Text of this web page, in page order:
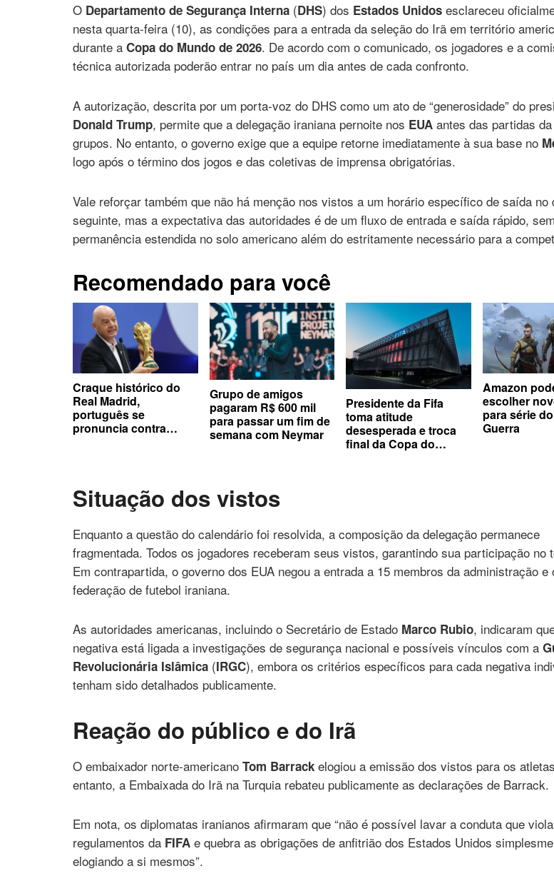
O Departamento de Segurança Interna (DHS) dos Estados Unidos esclareceu
nesta quarta-feira (10), as condições para a entrada da seleção do Irã em território
durante a Copa do Mundo de 2026. De acordo com o comunicado, os jogadores e a
técnica autorizada poderão entrar no país um dia antes de cada confronto.
A autorização, descrita por um porta-voz do DHS como um ato de “generosidade” do
Donald Trump, permite que a delegação iraniana pernoite nos EUA antes das partidas
grupos. No entanto, o governo exige que a equipe retorne imediatamente à sua base no
logo após o término dos jogos e das coletivas de imprensa obrigatórias.
Vale reforçar também que não há menção nos vistos a um horário específico de saída no
seguinte, mas a expectativa das autoridades é de um fluxo de entrada e saída rápido, sem
permanência estendida no solo americano além do estritamente necessário para a
Recomendado para você
Craque histórico do
Real Madrid,
português se
pronuncia contra
Grupo de amigos
pagaram R$ 600 mil
para passar um fim de
semana com Neymar
Presidente da Fifa
toma atitude
desesperada e troca
final da Copa do
Amazon
escolher
para série
Guerra
Situação dos vistos
Enquanto a questão do calendário foi resolvida, a composição da delegação permanece
fragmentada. Todos os jogadores receberam seus vistos, garantindo sua participação no
Em contrapartida, o governo dos EUA negou a entrada a 15 membros da administração e
federação de futebol iraniana.
As autoridades americanas, incluindo o Secretário de Estado Marco Rubio, indicaram
negativa está ligada a investigações de segurança nacional e possíveis vínculos com a
Revolucionária Islâmica (IRGC), embora os critérios específicos para cada negativa
tenham sido detalhados publicamente.
Reação do público e do Irã
O embaixador norte-americano Tom Barrack elogiou a emissão dos vistos para os
entanto, a Embaixada do Irã na Turquia rebateu publicamente as declarações de Barrack.
Em nota, os diplomatas iranianos afirmaram que “não é possível lavar a conduta que
regulamentos da FIFA e quebra as obrigações de anfitrião dos Estados Unidos
elogiando a si mesmos”.